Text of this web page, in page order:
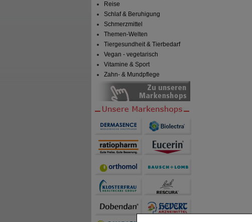
Reise
Schlaf & Beruhigung
Schmerzmittel
Themen-Welten
Tiergesundheit & Tierbedarf
Vegan - vegetarisch
Vitamine & Sport
Zahn- & Mundpflege